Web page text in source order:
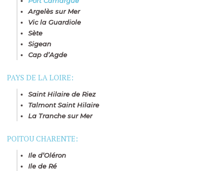
Argelès sur Mer
Vic la Guardiole
Sète
Sigean
Cap d’Agde
PAYS DE LA LOIRE:
Saint Hilaire de Riez
Talmont Saint Hilaire
La Tranche sur Mer
POITOU CHARENTE:
Ile d’Oléron
Ile de Ré